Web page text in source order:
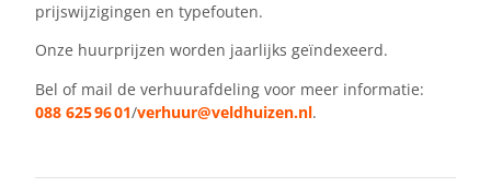
prijswijzigingen en typefouten.
Onze huurprijzen worden jaarlijks geïndexeerd.
Bel of mail de verhuurafdeling voor meer informatie:
088 625 96 01/verhuur@veldhuizen.nl.